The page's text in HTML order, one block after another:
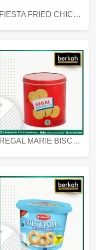
FIESTA FRIED CHICKEN 500 GR
REGAL MARIE BISCUIT KALENG 550 GRAM